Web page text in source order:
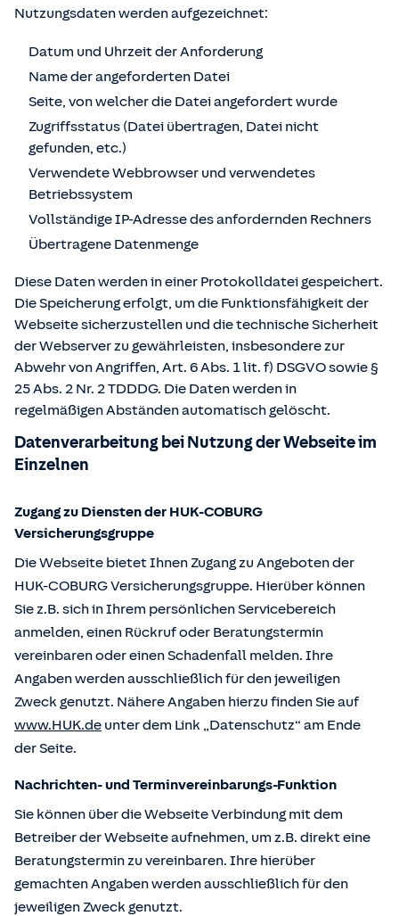
Nutzungsdaten werden aufgezeichnet:
Datum und Uhrzeit der Anforderung
Name der angeforderten Datei
Seite, von welcher die Datei angefordert wurde
Zugriffsstatus (Datei übertragen, Datei nicht
gefunden, etc.)
Verwendete Webbrowser und verwendetes
Betriebssystem
Vollständige IP-Adresse des anfordernden Rechners
Übertragene Datenmenge
Diese Daten werden in einer Protokolldatei gespeichert.
Die Speicherung erfolgt, um die Funktionsfähigkeit der
Webseite sicherzustellen und die technische Sicherheit
der Webserver zu gewährleisten, insbesondere zur
Abwehr von Angriffen, Art. 6 Abs. 1 lit. f) DSGVO sowie §
25 Abs. 2 Nr. 2 TDDDG. Die Daten werden in
regelmäßigen Abständen automatisch gelöscht.
Datenverarbeitung bei Nutzung der Webseite im
Einzelnen
Zugang zu Diensten der HUK-COBURG
Versicherungsgruppe
Die Webseite bietet Ihnen Zugang zu Angeboten der
HUK-COBURG Versicherungsgruppe. Hierüber können
Sie z.B. sich in Ihrem persönlichen Servicebereich
anmelden, einen Rückruf oder Beratungstermin
vereinbaren oder einen Schadenfall melden. Ihre
Angaben werden ausschließlich für den jeweiligen
Zweck genutzt. Nähere Angaben hierzu finden Sie auf
www.HUK.de unter dem Link „Datenschutz“ am Ende
der Seite.
Nachrichten- und Terminvereinbarungs-Funktion
Sie können über die Webseite Verbindung mit dem
Betreiber der Webseite aufnehmen, um z.B. direkt eine
Beratungstermin zu vereinbaren. Ihre hierüber
gemachten Angaben werden ausschließlich für den
jeweiligen Zweck genutzt.